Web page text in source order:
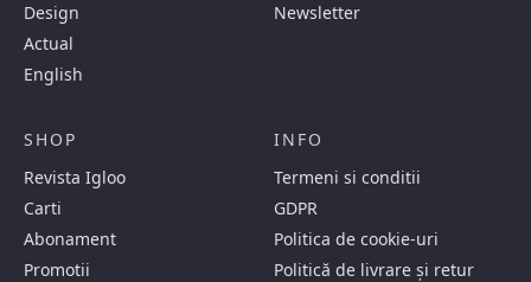
Design
Actual
English
Newsletter
SHOP
Revista Igloo
Carti
Abonament
Promotii
INFO
Termeni si conditii
GDPR
Politica de cookie-uri
Politică de livrare și retur